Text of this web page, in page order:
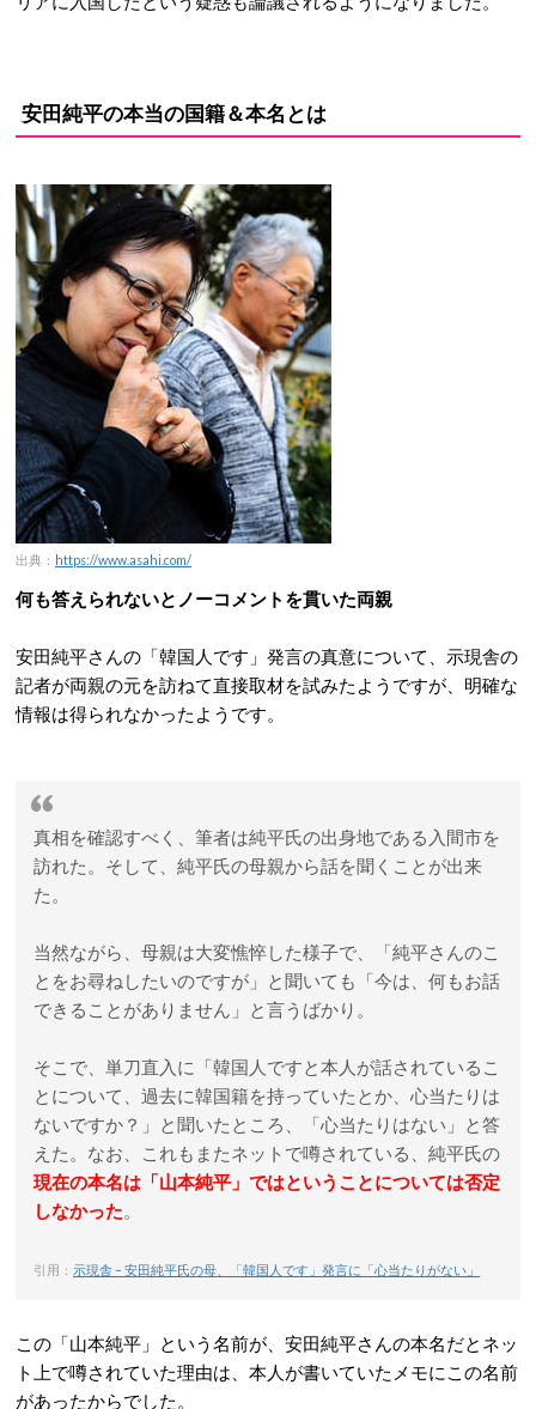
安田純平の本当の国籍＆本名とは
出典： https://www.asahi.com/
何も答えられないとノーコメントを貫いた両親
安田純平さんの「韓国人です」発言の真意について、示現舎の
記者が両親の元を訪ねて直接取材を試みたようですが、明確な
情報は得られなかったようです。
真相を確認すべく、筆者は純平氏の出身地である入間市を
訪れた。そして、純平氏の母親から話を聞くことが出来
た。
当然ながら、母親は大変憔悴した様子で、「純平さんのこ
とをお尋ねしたいのですが」と聞いても「今は、何もお話
できることがありません」と言うばかり。
そこで、単刀直入に「韓国人ですと本人が話されているこ
とについて、過去に韓国籍を持っていたとか、心当たりは
ないですか？」と聞いたところ、「心当たりはない」と答
えた。なお、これもまたネットで噂されている、純平氏の
現在の本名は「山本純平」ではということについては否定
しなかった。
引用： 示現舎 – 安田純平氏の母、「韓国人です」発言に「心当たりがない」
この「山本純平」という名前が、安田純平さんの本名だとネッ
ト上で噂されていた理由は、本人が書いていたメモにこの名前
があったからでした。